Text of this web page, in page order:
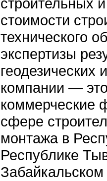
стоимости
технического
экспертизы
геодезических
компании —
коммерческие
сфере
монтажа в
Республике
Забайкальском